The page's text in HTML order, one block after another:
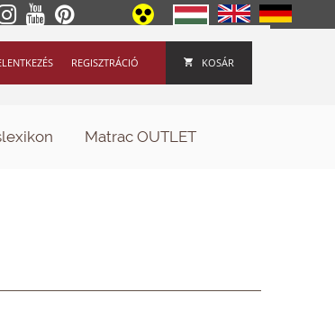
KOSÁR
REGISZTRÁCIÓ
Matrac OUTLET